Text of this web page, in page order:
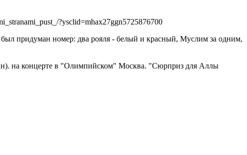
?ysclid=mhax27ggn5725876700
придуман номер: два рояля - белый и красный, Муслим за одним,
на концерте в "Олимпийском" Москва. "Сюрприз для Аллы